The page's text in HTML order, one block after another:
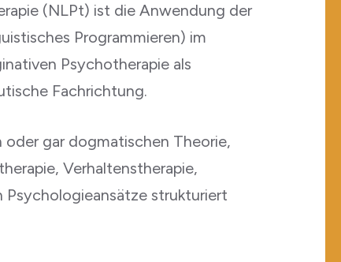
(NLPt) ist die Anwendung der
Programmieren) im
Psychotherapie als
Fachrichtung.
oder gar dogmatischen Theorie,
Verhaltenstherapie,
strukturiert